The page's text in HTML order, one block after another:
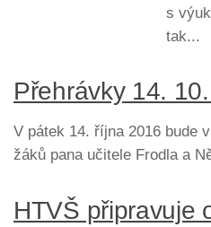
s
tak...
Přehrávky 14.
V pátek 14. října 2016 bude
žáků pana učitele Frodla a
HTVŠ připravuje